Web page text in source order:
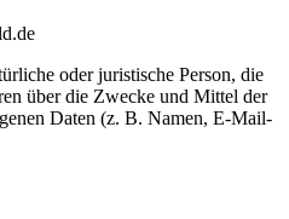
oder juristische Person, die
über die Zwecke und Mittel der
Daten (z. B. Namen, E-Mail-